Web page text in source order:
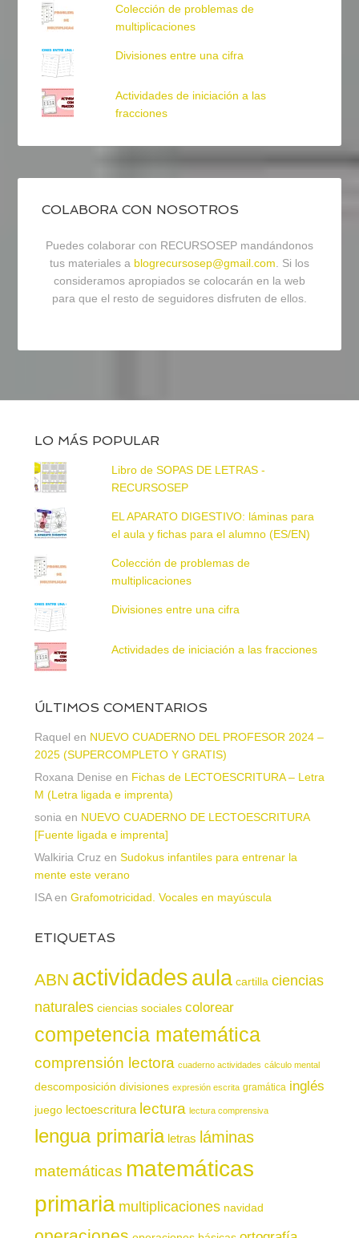
Colección de problemas de
multiplicaciones
Divisiones entre una cifra
Actividades de iniciación a las
fracciones
COLABORA CON NOSOTROS
Puedes colaborar con RECURSOSEP mandándonos
tus materiales a blogrecursosep@gmail.com . Si los
consideramos apropiados se colocarán en la web
para que el resto de seguidores disfruten de ellos.
LO MÁS POPULAR
Libro de SOPAS DE LETRAS -
RECURSOSEP
EL APARATO DIGESTIVO: láminas para
el aula y fichas para el alumno (ES/EN)
Colección de problemas de
multiplicaciones
Divisiones entre una cifra
Actividades de iniciación a las fracciones
ÚLTIMOS COMENTARIOS
Raquel en NUEVO CUADERNO DEL PROFESOR 2024 –
2025 (SUPERCOMPLETO Y GRATIS)
Roxana Denise en Fichas de LECTOESCRITURA – Letra
M (Letra ligada e imprenta)
sonia en NUEVO CUADERNO DE LECTOESCRITURA
[Fuente ligada e imprenta]
Walkiria Cruz en Sudokus infantiles para entrenar la
mente este verano
ISAen Grafomotricidad. Vocales en mayúscula
ETIQUETAS
ABN actividadesaula cartilla ciencias
naturales ciencias sociales colorear
competencia matemática
comprensión lectora cuaderno actividades cálculo mental
descomposición divisiones expresión escrita gramática inglés
juego lectoescritura lectura lectura comprensiva
lengua primaria letras láminas
matemáticas matemáticas
primaria multiplicaciones navidad